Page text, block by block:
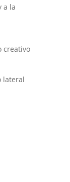
a la
creativo
lateral